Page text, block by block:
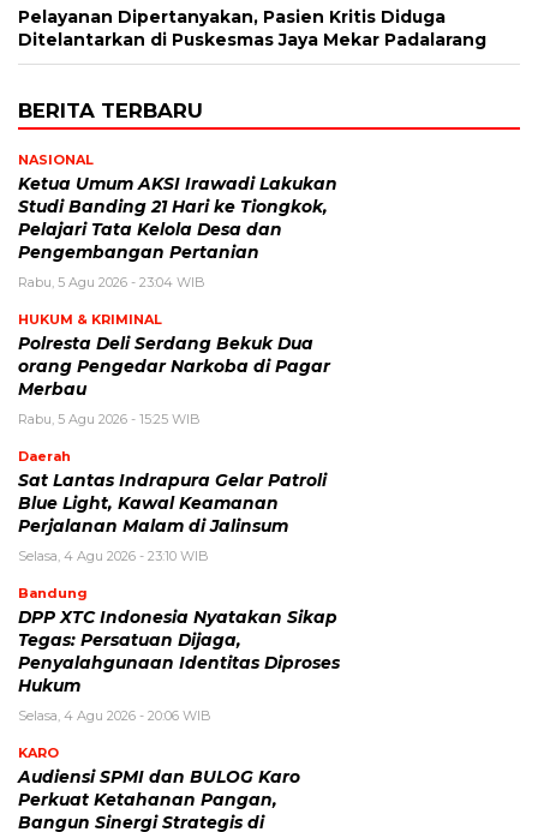
Pelayanan Dipertanyakan, Pasien Kritis Diduga
Ditelantarkan di Puskesmas Jaya Mekar Padalarang
BERITA TERBARU
NASIONAL
Ketua Umum AKSI Irawadi Lakukan
Studi Banding 21 Hari ke Tiongkok,
Pelajari Tata Kelola Desa dan
Pengembangan Pertanian
Rabu, 5 Agu 2026 - 23:04 WIB
HUKUM & KRIMINAL
Polresta Deli Serdang Bekuk Dua
orang Pengedar Narkoba di Pagar
Merbau
Rabu, 5 Agu 2026 - 15:25 WIB
Daerah
Sat Lantas Indrapura Gelar Patroli
Blue Light, Kawal Keamanan
Perjalanan Malam di Jalinsum
Selasa, 4 Agu 2026 - 23:10 WIB
Bandung
DPP XTC Indonesia Nyatakan Sikap
Tegas: Persatuan Dijaga,
Penyalahgunaan Identitas Diproses
Hukum
Selasa, 4 Agu 2026 - 20:06 WIB
KARO
Audiensi SPMI dan BULOG Karo
Perkuat Ketahanan Pangan,
Bangun Sinergi Strategis di